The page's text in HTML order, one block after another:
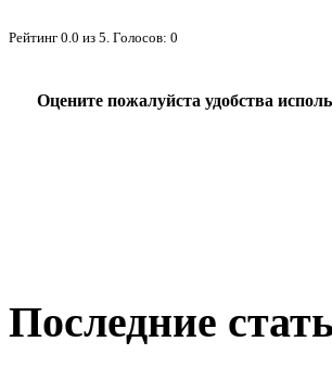
Рейтинг 0.0 из 5 . Голосов: 0
Оцените пожалуйста удобства
Последние